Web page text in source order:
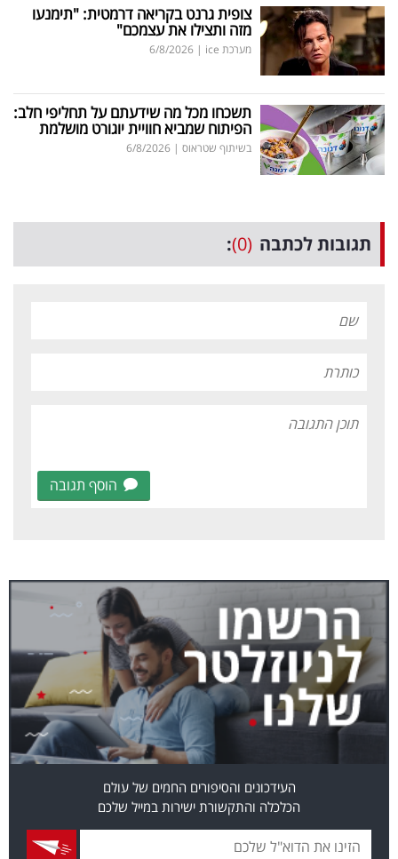
צופית גרנט בקריאה דרמטית: "תימנעו
מזה ותצילו את עצמכם"
מערכת ice |
6/8/2026
תשכחו מכל מה שידעתם על תחליפי חלב:
הפיתוח שמביא חוויית יוגורט מושלמת
בשיתוף שטראוס |
6/8/2026
תגובות לכתבה (0)
:
הוסף תגובה
העידכונים והסיפורים החמים של עולם
הכלכלה והתקשורת ישירות במייל שלכם